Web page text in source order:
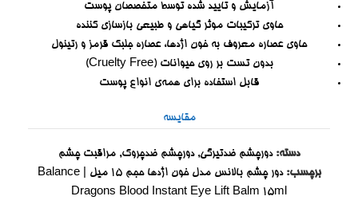
آزمایش و تایید شده توسط متخصصان پوست
حاوی ترکیبات موثر گیاهی و طبیعی بازسازی کننده
حاوی عصاره معروف به خون اژدها، عصاره جلبک قرمز و رتینول
بدون تست بر روی حیوانات (Cruelty Free)
قابل استفاده برای همه‌ی انواع پوست
مقایسه
دسته: دورچشم ضدتیرگی, دورچشم ضدچروک, مراقبت چشم
برچسب:
دور چشم بالانس مدل خون اژدها حجم ۱۵ میل | Balance
Dragons Blood Instant Eye Lift Balm 15ml